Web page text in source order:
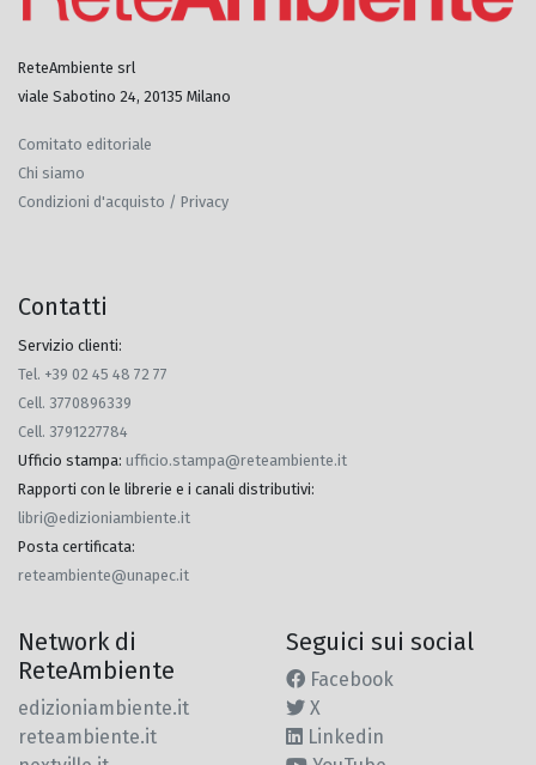
ReteAmbiente srl
viale Sabotino 24, 20135 Milano
Comitato editoriale
Chi siamo
Condizioni d'acquisto / Privacy
Contatti
Servizio clienti:
Tel. +39 02 45 48 72 77
Cell. 3770896339
Cell. 3791227784
Ufficio stampa: ufficio.stampa@reteambiente.it
Rapporti con le librerie e i canali distributivi:
libri@edizioniambiente.it
Posta certificata:
reteambiente@unapec.it
Network di
ReteAmbiente
edizioniambiente.it
reteambiente.it
Seguici sui social
Facebook
X
Linkedin